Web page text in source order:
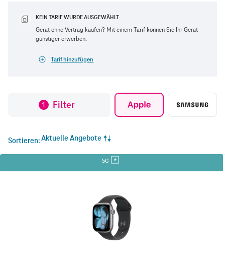
KEIN TARIF WURDE AUSGEWÄHLT
Gerät ohne Vertrag kaufen? Mit einem Tarif können Sie Ihr Gerät
günstiger erwerben.
Tarif hinzufügen
1 Filter
Sortieren Aktuelle Angebote
5G